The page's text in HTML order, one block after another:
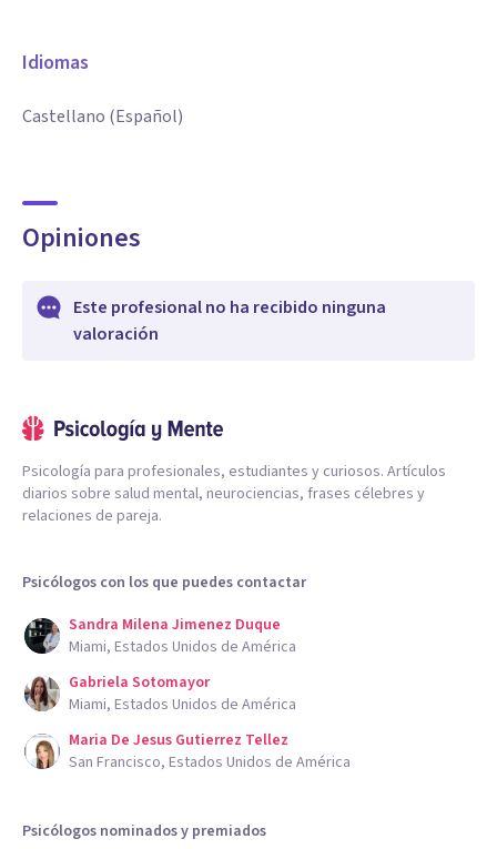
Idiomas
Castellano (Español)
Opiniones
Este profesional no ha recibido ninguna
valoración
Psicología para profesionales, estudiantes y curiosos. Artículos
diarios sobre salud mental, neurociencias, frases célebres y
relaciones de pareja.
Psicólogos con los que puedes contactar
Sandra Milena Jimenez Duque
Miami, Estados Unidos de América
Gabriela Sotomayor
Miami, Estados Unidos de América
Maria De Jesus Gutierrez Tellez
San Francisco, Estados Unidos de América
Psicólogos nominados y premiados